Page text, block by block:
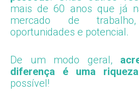
mais de 60 anos que já
mercado de
oportunidades e potencial.
De um modo geral,
diferença é uma
possível!